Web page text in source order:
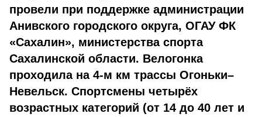
провели при поддержке администрации
Анивского городского округа, ОГАУ ФК
«Сахалин», министерства спорта
Сахалинской области. Велогонка
проходила на 4-м км трассы Огоньки–
Невельск. Спортсмены четырёх
возрастных категорий (от 14 до 40 лет и